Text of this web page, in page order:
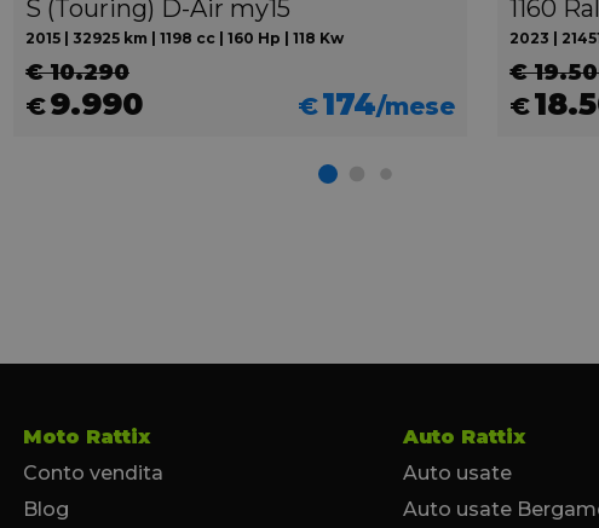
S (Touring) D-Air my15
2015 | 32925 km | 1198 cc | 160 Hp | 118 Kw
€ 10.290
€9.990 €174/mese
2023 |
€
€
Moto Rattix
Conto vendita
Blog
Auto Rattix
Auto usate
Auto usate